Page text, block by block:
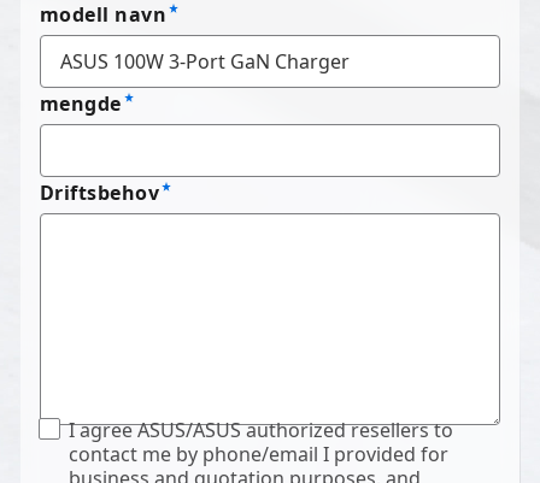
modell navn
mengde
Driftsbehov
I agree ASUS/ASUS authorized resellers to
contact me by phone/email I provided for